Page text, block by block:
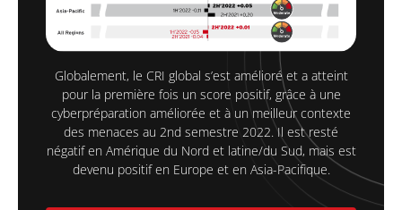
Globalement, le CRI global s’est amélioré et a atteint
pour la première fois un score positif, grâce à une
cyberpréparation améliorée et à un meilleur contexte
des menaces au 2nd semestre 2022. Il est resté
négatif en Amérique du Nord et latine/du Sud, mais est
devenu positif en Europe et en Asia-Pacifique.